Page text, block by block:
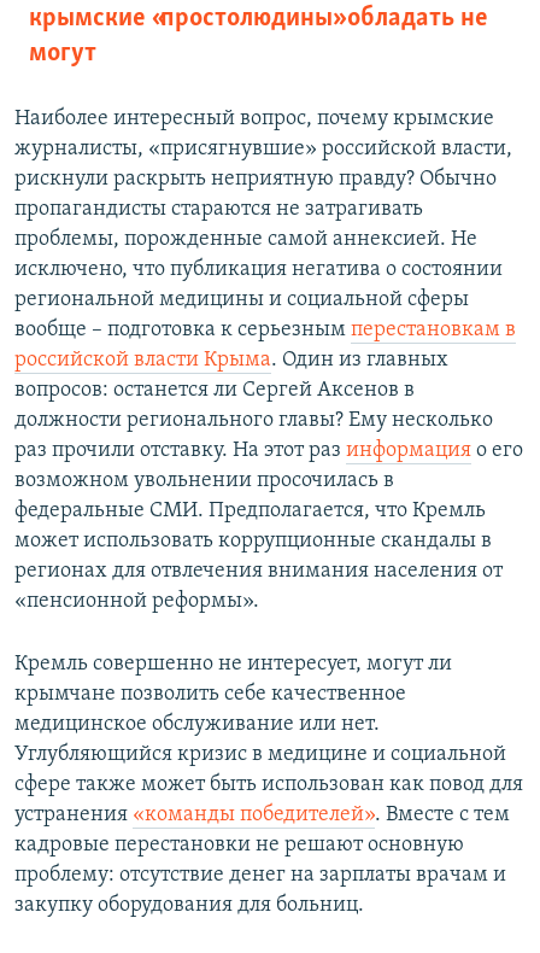
крымские «простолюдины» обладать не
могут
Наиболее интересный вопрос, почему крымские
журналисты, «присягнувшие» российской власти,
рискнули раскрыть неприятную правду? Обычно
пропагандисты стараются не затрагивать
проблемы, порожденные самой аннексией. Не
исключено, что публикация негатива о состоянии
региональной медицины и социальной сферы
вообще – подготовка к серьезным перестановкам в
российской власти Крыма. Один из главных
вопросов: останется ли Сергей Аксенов в
должности регионального главы? Ему несколько
раз прочили отставку. На этот раз информация о его
возможном увольнении просочилась в
федеральные СМИ. Предполагается, что Кремль
может использовать коррупционные скандалы в
регионах для отвлечения внимания населения от
«пенсионной реформы».
Кремль совершенно не интересует, могут ли
крымчане позволить себе качественное
медицинское обслуживание или нет.
Углубляющийся кризис в медицине и социальной
сфере также может быть использован как повод для
устранения «команды победителей». Вместе с тем
кадровые перестановки не решают основную
проблему: отсутствие денег на зарплаты врачам и
закупку оборудования для больниц.